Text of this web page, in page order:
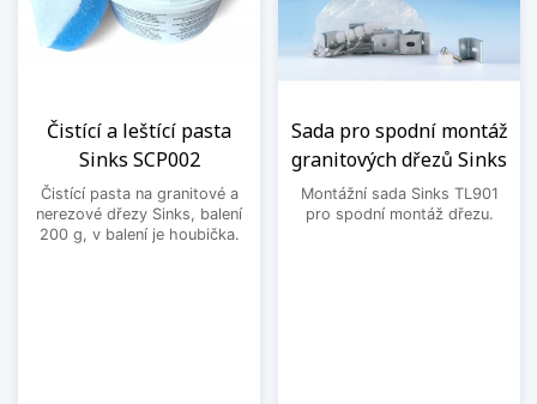
Čistící a leštící pasta
Sinks SCP002
Čistící pasta na granitové a
nerezové dřezy Sinks, balení
200 g, v balení je houbička.
Sada pro spodní montáž
granitových dřezů Sinks
Montážní sada Sinks TL901
pro spodní montáž dřezu.